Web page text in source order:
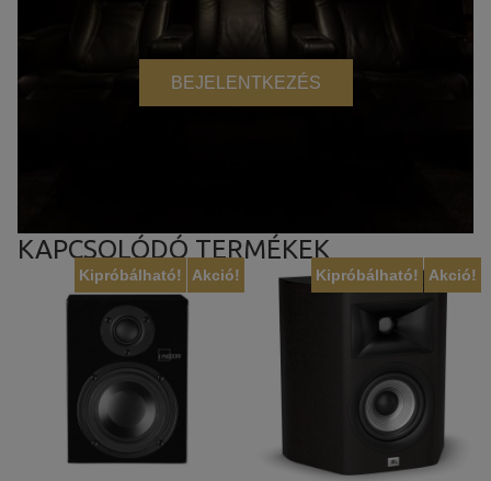
BEJELENTKEZÉS
KAPCSOLÓDÓ TERMÉKEK
Akció!
Kipróbálható! Akció!
Kipróbálható!